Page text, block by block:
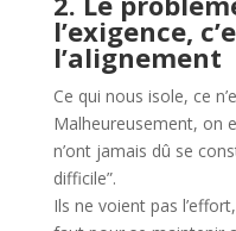
l’exigence,
l’alignement
Ce qui nous isole, ce
Malheureusement, on
n’ont jamais dû se
difficile”.
Ils ne voient pas